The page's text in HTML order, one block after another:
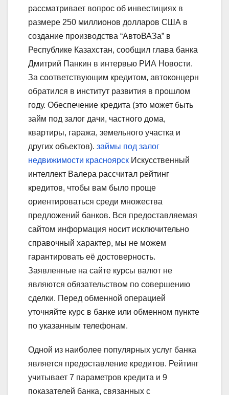
рассматривает вопрос об инвестициях в
размере 250 миллионов долларов США в
создание производства “АвтоВАЗа” в
Республике Казахстан, сообщил глава банка
Дмитрий Панкин в интервью РИА Новости.
За соответствующим кредитом, автоконцерн
обратился в институт развития в прошлом
году. Обеспечение кредита (это может быть
займ под залог дачи, частного дома,
квартиры, гаража, земельного участка и
других объектов). займы под залог
недвижимости красноярск Искусственный
интеллект Валера рассчитал рейтинг
кредитов, чтобы вам было проще
ориентироваться среди множества
предложений банков. Вся предоставляемая
сайтом информация носит исключительно
справочный характер, мы не можем
гарантировать её достоверность.
Заявленные на сайте курсы валют не
являются обязательством по совершению
сделки. Перед обменной операцией
уточняйте курс в банке или обменном пункте
по указанным телефонам.
Одной из наиболее популярных услуг банка
является предоставление кредитов. Рейтинг
учитывает 7 параметров кредита и 9
показателей банка, связанных с